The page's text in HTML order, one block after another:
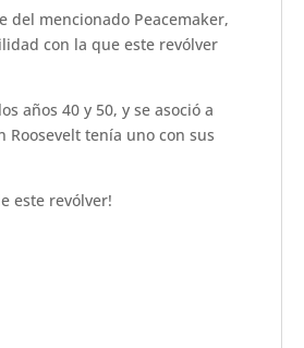
del mencionado Peacemaker,
con la que este revólver
años 40 y 50, y se asoció a
Roosevelt tenía uno con sus
este revólver!